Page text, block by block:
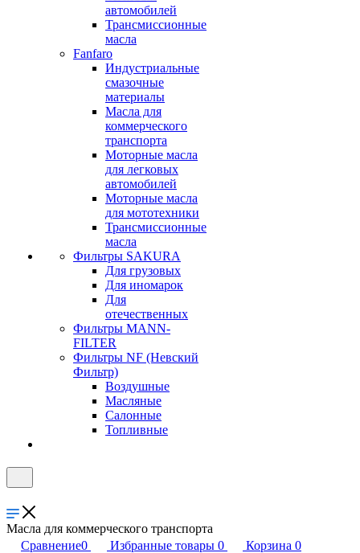
автомобилей
Трансмиссионные
масла
Fanfaro
Индустриальные
смазочные
материалы
Масла для
коммерческого
транспорта
Моторные масла
для легковых
автомобилей
Моторные масла
для мототехники
Трансмиссионные
масла
Фильтры SAKURA
Для грузовых
Для иномарок
Для
отечественных
Фильтры MANN-
FILTER
Фильтры NF (Невский
Фильтр)
Воздушные
Масляные
Салонные
Топливные
Масла для коммерческого транспорта
Сравнение0 Избранные товары 0 Корзина 0